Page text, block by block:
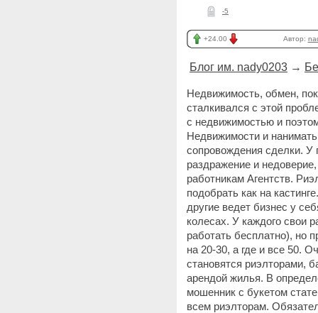
-5
+24.00 Автор:
Блог им. nady0203 →
Недвижимость, обмен,
сталкивался с этой
с недвижимостью и
Недвижимости и
сопровождения сделки. У
раздражение и
работникам Агентств.
подобрать как на
другие ведет бизнес у
колесах. У каждого свои
работать бесплатно), но
на 20-30, а где и все 50.
становятся риэлторами,
арендой жилья. В
мошенник с букетом
всем риэлторам.